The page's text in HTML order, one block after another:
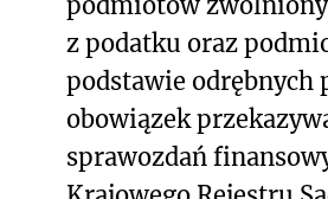
z podatku oraz
podstawie odrębnych
obowiązek
sprawozdań